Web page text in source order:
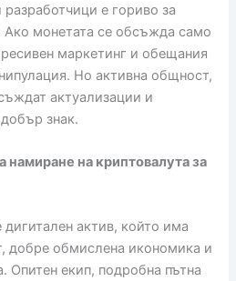
е гориво за
Ако монетата се обсъжда само
маркетинг и обещания
Но активна общност,
актуализации и
знак.
на криптовалута за
актив, който има
добре обмислена икономика и
Опитен екип, подробна пътна